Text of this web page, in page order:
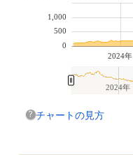
2024年
0
500
1,000
2024年
チャートの見方